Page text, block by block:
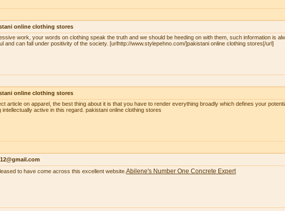
online clothing stores
work, your words on clothing speak the truth and we should be heeding on with them, such information is
and can fall under positivity of the society. [urlhttp://www.stylepehno.com/]pakistani online clothing stores[/url]
online clothing stores
article on apparel, the best thing about it is that you have to render everything broadly which defines your
intellectually active in this regard. pakistani online clothing stores
to have come across this excellent website. Abilene's Number One Concrete Expert